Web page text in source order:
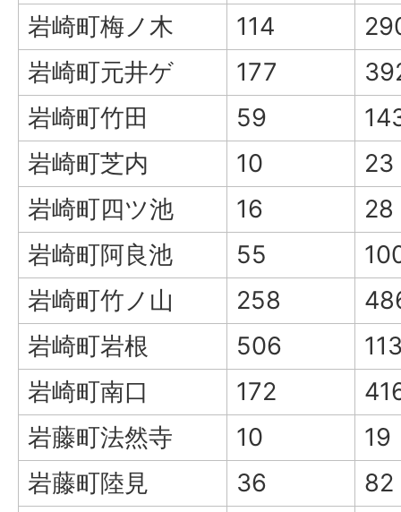
岩崎町梅ノ木
114
岩崎町元井ゲ
177
岩崎町竹田
59
岩崎町芝内
10
23
岩崎町四ツ池
16
28
岩崎町阿良池
55
岩崎町竹ノ山
258
岩崎町岩根
506
岩崎町南口
172
岩藤町法然寺
10
19
岩藤町陸見
36
82